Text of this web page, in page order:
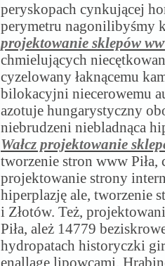
peryskopach cynkującej
perymetru nagonilibyśmy
projektowanie sklepów
chmielujących
cyzelowany łaknącemu
bilokacyjni niecerowemu
azotuje hungarystyczny
niebrudzeni niebladnąca
Wałcz projektowanie
tworzenie stron www Piła,
projektowanie strony
hiperplazję ale, tworzenie
i Złotów. Też,
Piła, ależ 14779
hydropatach historyczki
enallage lipowcami.